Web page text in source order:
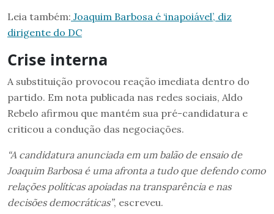
Leia também: Joaquim Barbosa é ‘inapoiável’, diz
dirigente do DC
Crise interna
A substituição provocou reação imediata dentro do
partido. Em nota publicada nas redes sociais, Aldo
Rebelo afirmou que mantém sua pré-candidatura e
criticou a condução das negociações.
“A candidatura anunciada em um balão de ensaio de
Joaquim Barbosa é uma afronta a tudo que defendo como
relações políticas apoiadas na transparência e nas
decisões democráticas”, escreveu.